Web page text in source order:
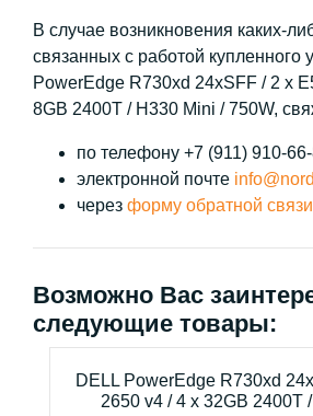
В случае возникновения каких-
связанных с работой купленного
PowerEdge R730xd 24xSFF / 2 x
8GB 2400T / H330 Mini / 750W,
по телефону +7 (911) 910-
электронной почте
через форму обратной связи
Возможно Вас
следующие товары:
DELL PowerEdge R730xd
2650 v4 / 4 x 32GB 2400T